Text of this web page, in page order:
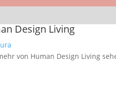
Design Living
von Human Design Living